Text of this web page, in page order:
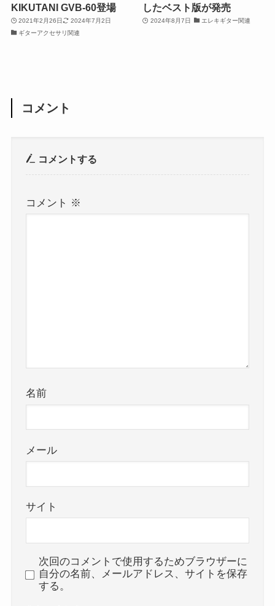
KIKUTANI GVB-60登場
2021年2月26日
2024年7月2日
ギターアクセサリ関連
したベスト版が発売
2024年8月7日 エレキギター関連
コメント
コメントする
コメント ※
名前
メール
サイト
次回のコメントで使用するためブラウザーに
自分の名前、メールアドレス、サイトを保存
する。